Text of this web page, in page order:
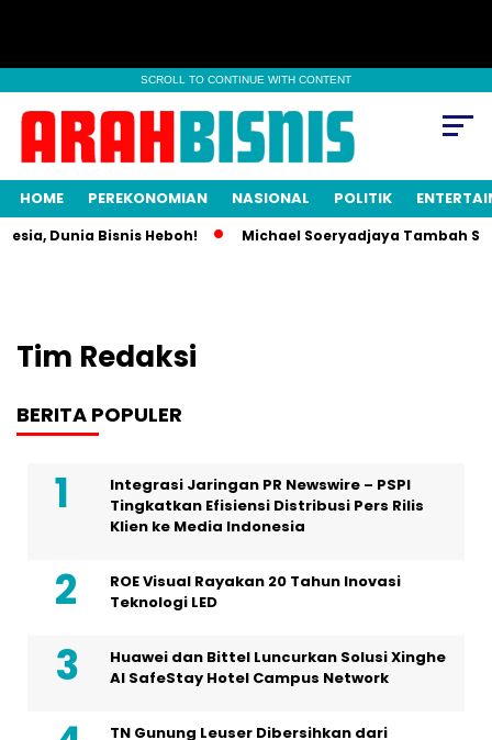
SCROLL TO CONTINUE WITH CONTENT
HOME PEREKONOMIAN NASIONAL POLITIK
Dunia Bisnis Heboh! Michael Soeryadjaya Tambah
Tim Redaksi
BERITA POPULER
Integrasi Jaringan PR Newswire – PSPI
Tingkatkan Efisiensi Distribusi Pers Rilis
Klien ke Media Indonesia
ROE Visual Rayakan 20 Tahun Inovasi
Teknologi LED
Huawei dan Bittel Luncurkan Solusi Xinghe
Al SafeStay Hotel Campus Network
TN Gunung Leuser Dibersihkan dari